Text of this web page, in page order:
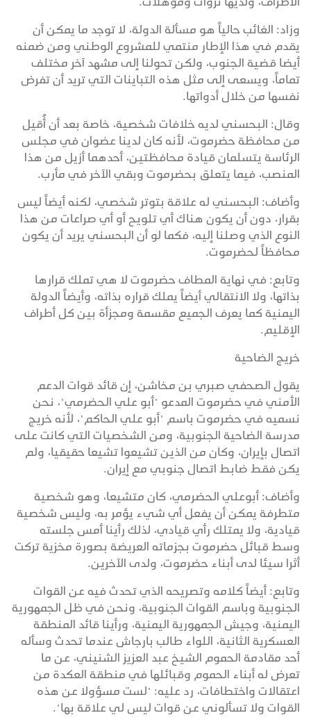
وزاد: الغائب حالياً هو مسألة الدولة، لا توجد ما يمكن أن
يقدم في هذا الإطار منتمي للمشروع الوطني ومن ضمنه
أيضا قضية الجنوب، ولكن تحولنا إلى مشهد آخر مختلف
تماماً، ويسعى إلى مثل هذه التباينات التي تريد أن تفرض
نفسها من خلال أدواتها.
وقال: البحسني لديه خلافات شخصية، خاصة بعد أن أُقيل
من محافظة حضرموت، لأنه كان لدينا عضوان في مجلس
الرئاسة يتسلمان قيادة محافظتين، أحدهما أزيل من هذا
المنصب، فيما يتعلق بحضرموت وبقي الآخر في مأرب.
وأضاف: البحسني له علاقة بتوتر شخصي، لكنه أيضاً ليس
بقرار، دون أن يكون هناك أي تلويح أو أي صراعات من هذا
النوع الذي وصلنا إليه، فكما لو أن البحسني يريد أن يكون
محافظاً لحضرموت.
وتابع: في نهاية المطاف حضرموت لا هي تملك قرارها
بذاتها، ولا الانتقالي أيضاً يملك قراره بذاته، وأيضاً الدولة
اليمنية كما يعرف الجميع مقسمة ومجزأة بين كل أطراف
الإقليم.
خريج الضاحية
يقول الصحفي صبري بن مخاشن، إن قائد قوات الدعم
الأمني في حضرموت المدعو "أبو علي الحضرمي"، نحن
نسميه في حضرموت باسم "أبو علي الحاكم"، لأنه خريج
مدرسة الضاحية الجنوبية، ومن الشخصيات التي كانت على
اتصال بإيران، وكان من الذين تشيعوا تشيعا حقيقيا، ولم
يكن فقط ضابط اتصال جنوبي مع إيران.
وأضاف: أبوعلي الحضرمي، كان متشيعا، وهو شخصية
متطرفة يمكن أن يفعل أي شيء يؤمر به، وليس شخصية
قيادية، ولا يمتلك رأي قيادي، لذلك رأينا أمس جلسته
وسط قبائل حضرموت بجزماته العريضة بصورة مخزية تركت
أثرا سيئا لدى أبناء حضرموت، ولدى الآخرين.
وتابع: أيضاً كلامه وتصريحه الذي تحدث فيه عن القوات
الجنوبية وباسم القوات الجنوبية، ونحن في ظل الجمهورية
اليمنية، وجيش الجمهورية اليمنية، ورأينا قائد المنطقة
العسكرية الثانية، اللواء طالب بارجاش عندما تحدث وسأله
أحد مقادمة الحموم الشيخ عبد العزيز الشنيني، عن ما
تعرض له أبناء الحموم وقبائلها في منطقة العكدة من
اعتقالات واختطافات، رد عليه: "لست مسؤولا عن هذه
القوات ولا تسألوني عن قوات ليس لي علاقة بها".